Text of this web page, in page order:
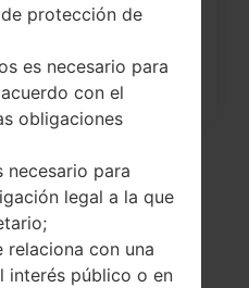
protección de
es necesario para
con el
obligaciones
necesario para
legal a la que
relaciona con una
interés público o en